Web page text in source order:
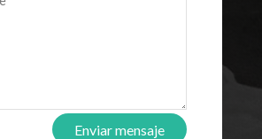
Enviar mensaje